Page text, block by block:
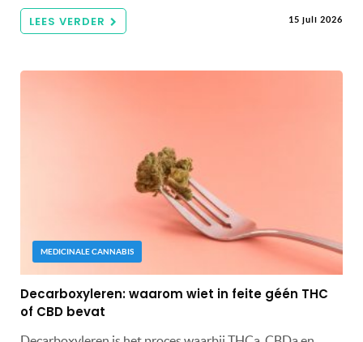
LEES VERDER 15 juli 2026
MEDICINALE CANNABIS
Decarboxyleren: waarom wiet in feite géén THC
of CBD bevat